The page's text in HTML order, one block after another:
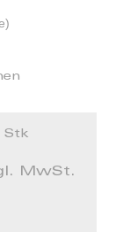
Stk
MwSt.